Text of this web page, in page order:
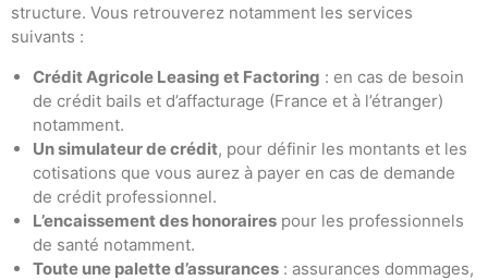
structure. Vous retrouverez notamment les services
suivants :
Crédit Agricole Leasing et Factoring : en cas de besoin
de crédit bails et d’affacturage (France et à l’étranger)
notamment.
Un simulateur de crédit, pour définir les montants et les
cotisations que vous aurez à payer en cas de demande
de crédit professionnel.
L’encaissement des honoraires pour les professionnels
de santé notamment.
Toute une palette d’assurances : assurances dommages,